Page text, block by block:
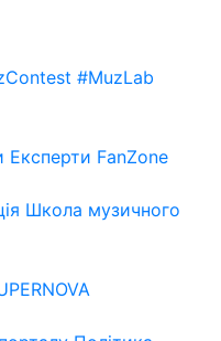
#MuzLab
Експерти FanZone
Школа музичного